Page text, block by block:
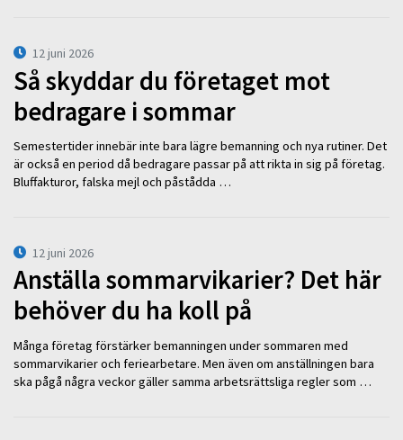
12 juni 2026
Så skyddar du företaget mot
bedragare i sommar
Semestertider innebär inte bara lägre bemanning och nya rutiner. Det
är också en period då bedragare passar på att rikta in sig på företag.
Bluffakturor, falska mejl och påstådda …
12 juni 2026
Anställa sommarvikarier? Det här
behöver du ha koll på
Många företag förstärker bemanningen under sommaren med
sommarvikarier och feriearbetare. Men även om anställningen bara
ska pågå några veckor gäller samma arbetsrättsliga regler som …